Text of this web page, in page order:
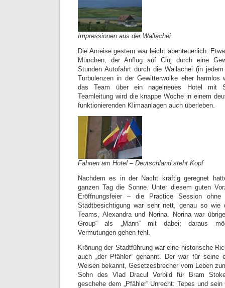
Impressionen aus der Wallachei
Die Anreise gestern war leicht abenteuerlich:
München, der Anflug auf Cluj durch eine
Stunden Autofahrt durch die Wallachei (in
Turbulenzen in der Gewitterwolke eher
das Team über ein nagelneues Hotel mit
Teamleitung wird die knappe Woche in einem
funktionierenden Klimaanlagen auch überleben.
Fahnen am Hotel – Deutschland steht Kopf
Nachdem es in der Nacht kräftig geregnet
ganzen Tag die Sonne. Unter diesem guten
Eröffnungsfeier – die Practice Session
Stadtbesichtigung war sehr nett, genau so wie
Teams, Alexandra und Norina. Norina war
Group“ als „Mann“ mit dabei; daraus
Vermutungen gehen fehl.
Krönung der Stadtführung war eine historische
auch „der Pfähler“ genannt. Der war für seine
Weisen bekannt, Gesetzesbrecher vom Leben
Sohn des Vlad Dracul Vorbild für Bram
geschehe dem „Pfähler“ Unrecht: Tepes und